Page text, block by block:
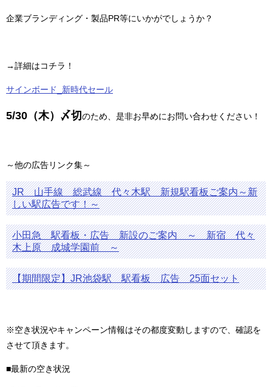
企業ブランディング・製品PR等にいかがでしょうか？
→詳細はコチラ！
サインボード_新時代セール
5/30（木）〆切のため、是非お早めにお問い合わせください！
～他の広告リンク集～
JR 山手線 総武線 代々木駅 新規駅看板ご案内～新
しい駅広告です！～
小田急 駅看板・広告 新設のご案内 ～ 新宿 代々
木上原 成城学園前 ～
【期間限定】JR池袋駅 駅看板 広告 25面セット
※空き状況やキャンペーン情報はその都度変動しますので、確認を
させて頂きます。
■最新の空き状況